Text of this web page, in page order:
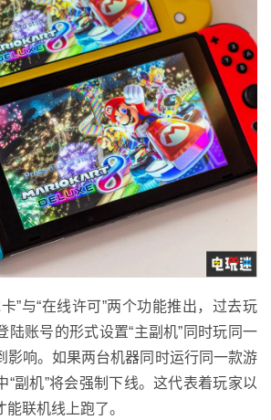
与“在线许可”两个功能推出，过去玩
陆账号的形式设置“主副机”同时玩同一
影响。如果两台机器同时运行同一款游
“副机”将会强制下线。这代表着玩家以
联机线上跑了。